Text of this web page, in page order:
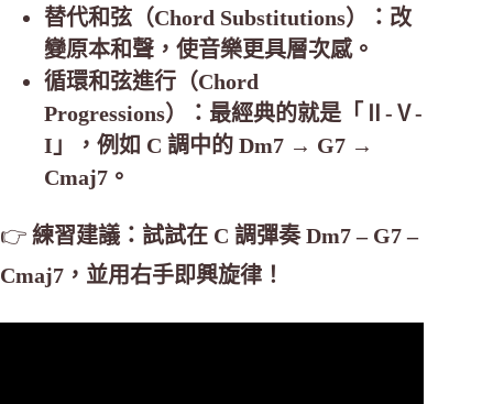
替代和弦（Chord Substitutions）：改
變原本和聲，使音樂更具層次感。
循環和弦進行（Chord
Progressions）：最經典的就是「Ⅱ-Ⅴ-
I」，例如 C 調中的 Dm7 → G7 →
Cmaj7。
👉 練習建議：試試在 C 調彈奏 Dm7 – G7 –
Cmaj7，並用右手即興旋律！